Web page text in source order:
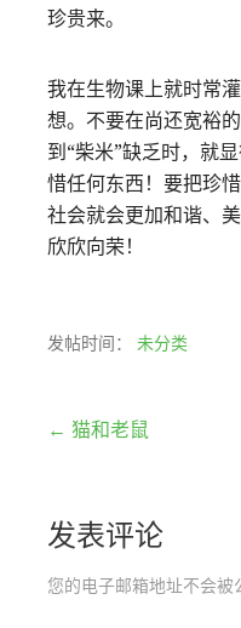
珍贵来。
我在生物课上就时常
想。不要在尚还宽裕
到“柴米”缺乏时，就
惜任何东西！要把珍
社会就会更加和谐、
欣欣向荣！
发帖时间： 未分类
文
导
航
← 猫和老鼠
发表评论
您的电子邮箱地址不会被